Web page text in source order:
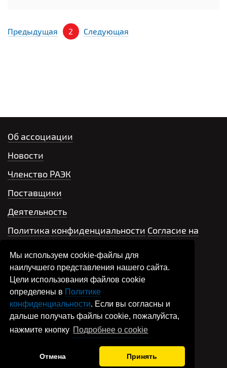
Мы используем cookie-файлы для
наилучшего представления нашего сайта.
Цели использования файлов cookie
определены в Политике
конфиденциальности. Если вы согласны и
дальше получать файлы cookie, пожалуйста,
нажмите кнопку Подробнее о cookie
Отмена Принять
Предыдущая 2 Следующая
Об ассоциации
Новости
Членство РАЭК
Поставщики
Деятельность
Политика конфиденциальности Согласие на
+7 499 704-66-42
Написать письмо
association@raec.su